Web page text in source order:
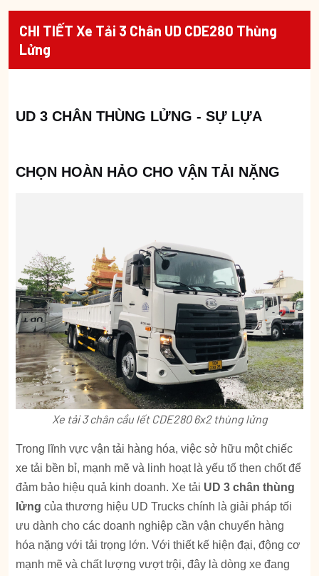
CHI TIẾT Xe Tải 3 Chân UD CDE280 Thùng
Lửng
UD 3 CHÂN THÙNG LỬNG - SỰ LỰA
CHỌN HOÀN HẢO CHO VẬN TẢI NẶNG
Xe tải 3 chân cầu lết CDE280 6x2 thùng lửng
Trong lĩnh vực vận tải hàng hóa, việc sở hữu một chiếc
xe tải bền bỉ, mạnh mẽ và linh hoạt là yếu tố then chốt để
đảm bảo hiệu quả kinh doanh. Xe tải UD 3 chân thùng
lửng của thương hiệu UD Trucks chính là giải pháp tối
ưu dành cho các doanh nghiệp cần vận chuyển hàng
hóa nặng với tải trọng lớn. Với thiết kế hiện đại, động cơ
mạnh mẽ và chất lượng vượt trội, đây là dòng xe đang